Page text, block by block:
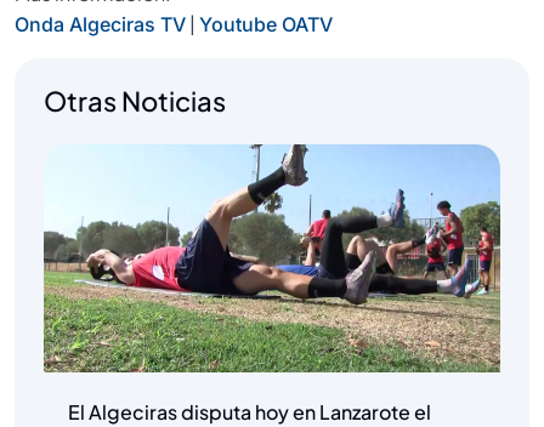
Onda Algeciras TV | Youtube OATV
Otras Noticias
El Algeciras disputa hoy en Lanzarote el